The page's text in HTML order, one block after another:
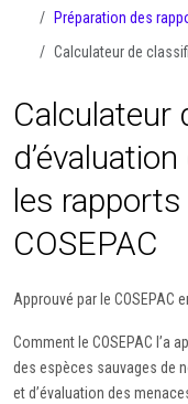
Préparation des
Calculateur de
Calculateur
les
COSEPAC
Approuvé par le COSEPAC
Comment le COSEPAC l’a
des espèces sauvages de
et d’évaluation des